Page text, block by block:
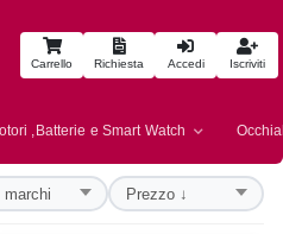
Carrello Richiesta Accedi Iscriviti
,Batterie e Smart Watch